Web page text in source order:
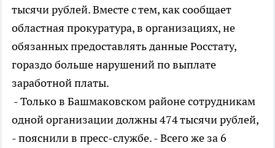
тысячи рублей. Вместе с тем, как сообщает
областная прокуратура, в организациях, не
обязанных предоставлять данные Росстату,
гораздо больше нарушений по выплате
заработной платы.
- Только в Башмаковском районе сотрудникам
одной организации должны 474 тысячи рублей,
- пояснили в пресс-службе. - Всего же за 6